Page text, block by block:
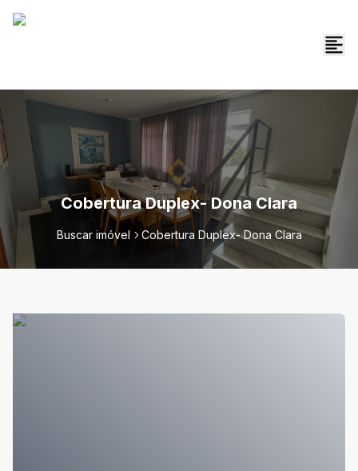
Cobertura Duplex- Dona Clara
Buscar imóvel Cobertura Duplex- Dona Clara